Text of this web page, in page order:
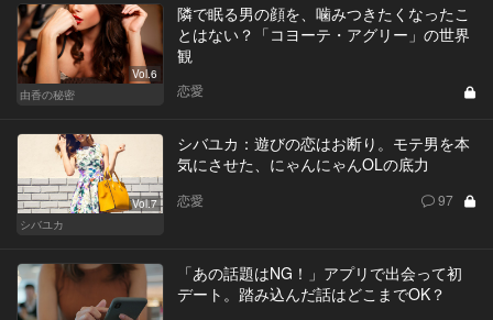
Vol.6
由香の秘密
隣で眠る男の顔を、噛みつきたくなったこ
とはない？「コヨーテ・アグリー」の世界
観
恋愛
Vol.7
シバユカ
シバユカ：遊びの恋はお断り。モテ男を本
気にさせた、にゃんにゃんOLの底力
恋愛 97
「あの話題はNG！」アプリで出会って初
デート。踏み込んだ話はどこまでOK？